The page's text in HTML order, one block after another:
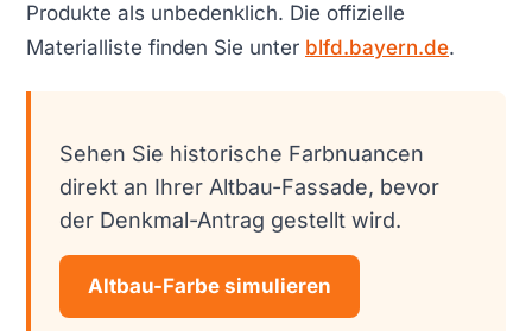
Produkte als unbedenklich. Die offizielle
Materialliste finden Sie unter blfd.bayern.de.
Sehen Sie historische Farbnuancen
direkt an Ihrer Altbau-Fassade, bevor
der Denkmal-Antrag gestellt wird.
Altbau-Farbe simulieren